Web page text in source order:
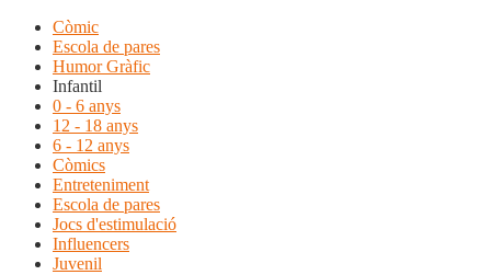
Còmic
Escola de pares
Humor Gràfic
Infantil
0 - 6 anys
12 - 18 anys
6 - 12 anys
Còmics
Entreteniment
Escola de pares
Jocs d'estimulació
Influencers
Juvenil